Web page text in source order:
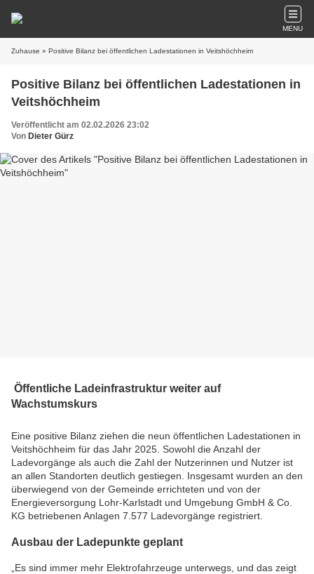
MENU
Zuhause » Positive Bilanz bei öffentlichen Ladestationen in Veitshöchheim
Positive Bilanz bei öffentlichen Ladestationen in
Veitshöchheim
Veröffentlicht am 02.02.2026 23:02
Von Dieter Gürz
Öffentliche Ladeinfrastruktur weiter auf
Wachstumskurs
Eine positive Bilanz ziehen die neun öffentlichen Ladestationen in
Veitshöchheim für das Jahr 2025. Sowohl die Anzahl der
Ladevorgänge als auch die Zahl der Nutzerinnen und Nutzer ist
an allen Standorten deutlich gestiegen. Insgesamt wurden an den
überwiegend von der Gemeinde errichteten und von der
Energieversorgung Lohr-Karlstadt und Umgebung GmbH & Co.
KG betriebenen Anlagen 7.577 Ladevorgänge registriert.
Ausbau der Ladepunkte geplant
„Es sind immer mehr Elektrofahrzeuge unterwegs, und das zeigt